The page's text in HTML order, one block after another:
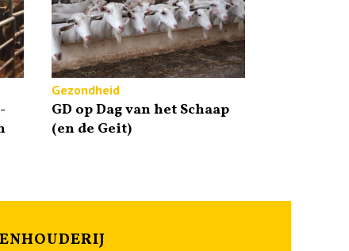
Gezondheid
GD op Dag van het Schaap
(en de Geit)